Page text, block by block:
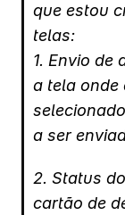
que estou
telas:
1. Envio de
a tela onde
a ser
2. Status
cartão de